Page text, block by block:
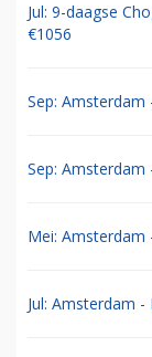
Jul: 9-daagse
€1056
Sep: Amsterdam
Sep: Amsterdam
Mei: Amsterdam
Jul: Amsterdam -